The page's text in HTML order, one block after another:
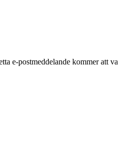
e-postmeddelande kommer att